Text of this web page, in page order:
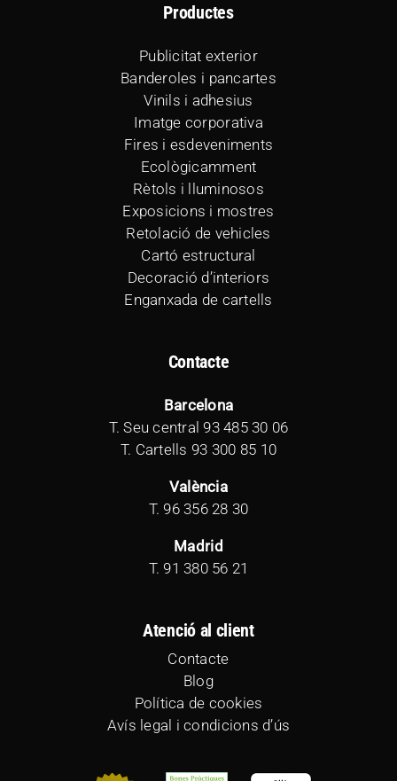
Productes
Publicitat exterior
Banderoles i pancartes
Vinils i adhesius
Imatge corporativa
Fires i esdeveniments
Ecològicamment
Rètols i lluminosos
Exposicions i mostres
Retolació de vehicles
Cartó estructural
Decoració d’interiors
Enganxada de cartells
Contacte
Barcelona
T. Seu central 93 485 30 06
T. Cartells 93 300 85 10
València
T. 96 356 28 30
Madrid
T. 91 380 56 21
Atenció al client
Contacte
Blog
Política de cookies
Avís legal i condicions d’ús